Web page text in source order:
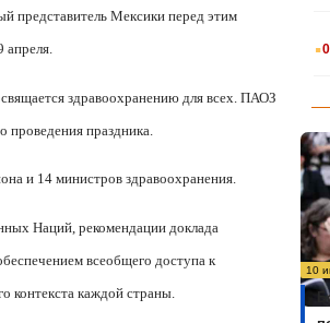
представитель Мексики перед этим
апреля.
здравоохранению для всех. ПАОЗ
проведения праздника.
и 14 министров здравоохранения.
Наций, рекомендации доклада
всеобщего доступа к
контекста каждой страны.
.
10